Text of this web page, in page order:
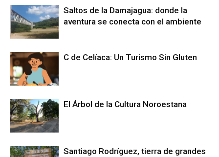
Saltos de la Damajagua: donde la
aventura se conecta con el ambiente
C de Celíaca: Un Turismo Sin Gluten
El Árbol de la Cultura Noroestana
Santiago Rodríguez, tierra de grandes